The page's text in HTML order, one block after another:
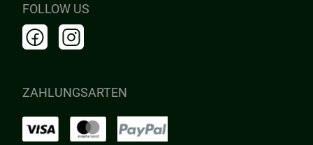
FOLLOW US
ZAHLUNGSARTEN